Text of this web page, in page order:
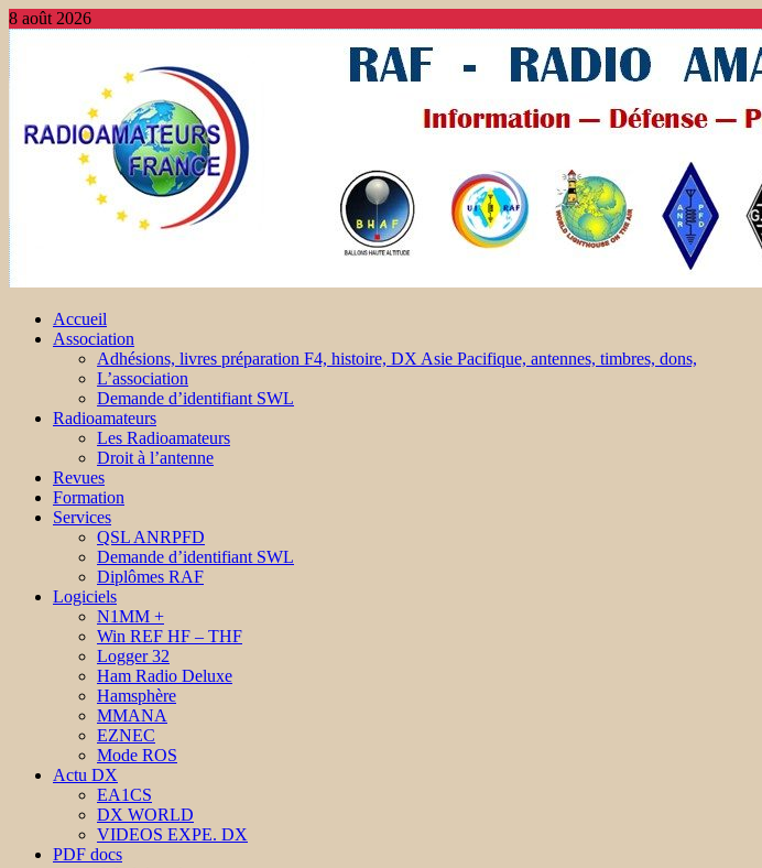
8 août 2026
Accueil
Association
Adhésions, livres préparation F4, histoire, DX Asie Pacifique, antennes, timbres, dons,
L’association
Demande d’identifiant SWL
Radioamateurs
Les Radioamateurs
Droit à l’antenne
Revues
Formation
Services
QSL ANRPFD
Demande d’identifiant SWL
Diplômes RAF
Logiciels
N1MM +
Win REF HF – THF
Logger 32
Ham Radio Deluxe
Hamsphère
MMANA
EZNEC
Mode ROS
Actu DX
EA1CS
DX WORLD
VIDEOS EXPE. DX
PDF docs